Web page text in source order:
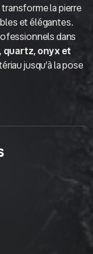
transforme la pierre
et élégantes.
dans
quartz, onyx et
jusqu’à la pose